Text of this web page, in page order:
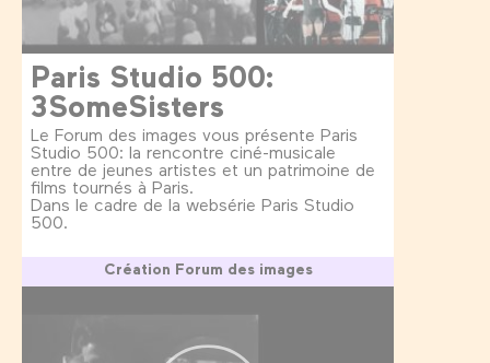
Paris Studio 500:
3SomeSisters
Le Forum des images vous présente Paris
Studio 500: la rencontre ciné-musicale
entre de jeunes artistes et un patrimoine de
films tournés à Paris.
Dans le cadre de la websérie Paris Studio
500.
Création Forum des images